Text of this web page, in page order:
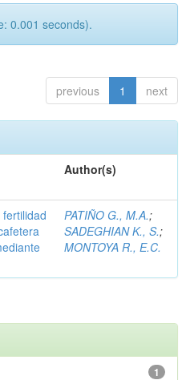
0.001 seconds).
previous 1 next
Author(s)
PATIÑO G., M.A.;
SADEGHIAN K., S.;
MONTOYA R., E.C.
1